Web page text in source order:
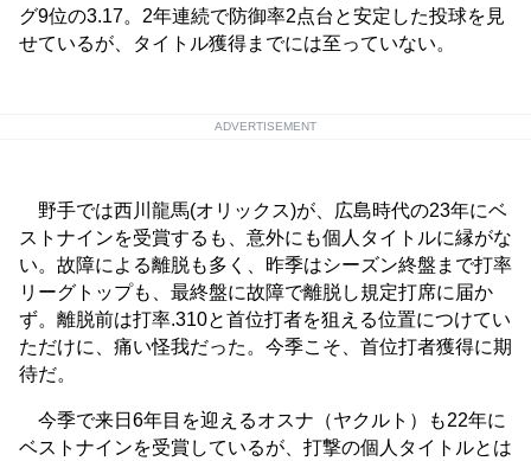
グ9位の3.17。2年連続で防御率2点台と安定した投球を見
せているが、タイトル獲得までには至っていない。
ADVERTISEMENT
野手では西川龍馬(オリックス)が、広島時代の23年にベ
ストナインを受賞するも、意外にも個人タイトルに縁がな
い。故障による離脱も多く、昨季はシーズン終盤まで打率
リーグトップも、最終盤に故障で離脱し規定打席に届か
ず。離脱前は打率.310と首位打者を狙える位置につけてい
ただけに、痛い怪我だった。今季こそ、首位打者獲得に期
待だ。
今季で来日6年目を迎えるオスナ（ヤクルト）も22年に
ベストナインを受賞しているが、打撃の個人タイトルとは